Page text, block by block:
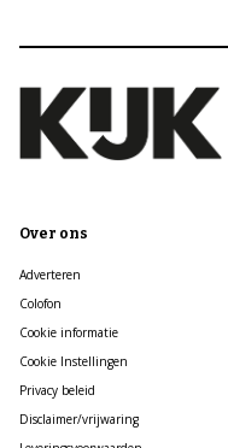
Over ons
Adverteren
Colofon
Cookie informatie
Cookie Instellingen
Privacy beleid
Disclaimer/vrijwaring